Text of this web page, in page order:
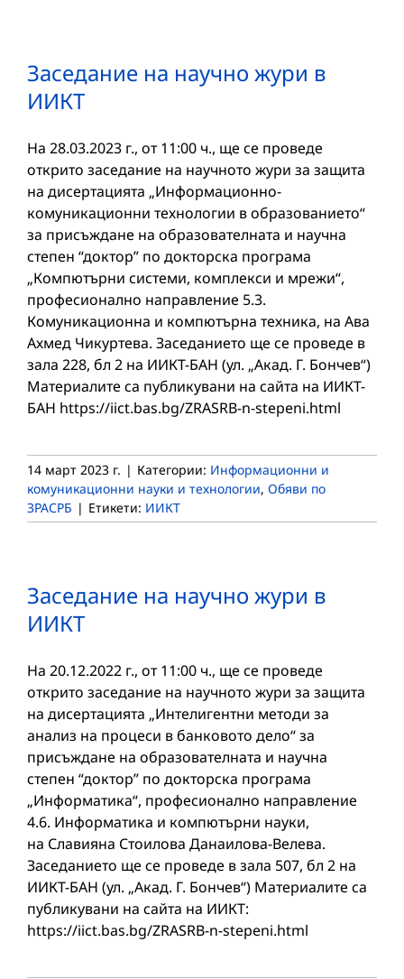
Заседание на научно жури в
ИИКТ
На 28.03.2023 г., от 11:00 ч., ще се проведе
открито заседание на научното жури за защита
на дисертацията „Информационно-
комуникационни технологии в образованието“
за присъждане на образователната и научна
степен “доктор” по докторска програма
„Компютърни системи, комплекси и мрежи“,
професионално направление 5.3.
Комуникационна и компютърна техника, на Ава
Ахмед Чикуртева. Заседанието ще се проведе в
зала 228, бл 2 на ИИКТ-БАН (ул. „Акад. Г. Бончев“)
Материалите са публикувани на сайта на ИИКТ-
БАН https://iict.bas.bg/ZRASRB-n-stepeni.html
14 март 2023 г. | Категории: Информационни и
комуникационни науки и технологии, Обяви по
ЗРАСРБ | Етикети: ИИКТ
Заседание на научно жури в
ИИКТ
На 20.12.2022 г., от 11:00 ч., ще се проведе
открито заседание на научното жури за защита
на дисертацията „Интелигентни методи за
анализ на процеси в банковото дело“ за
присъждане на образователната и научна
степен “доктор” по докторска програма
„Информатика“, професионално направление
4.6. Информатика и компютърни науки,
на Славияна Стоилова Данаилова-Велева.
Заседанието ще се проведе в зала 507, бл 2 на
ИИКТ-БАН (ул. „Акад. Г. Бончев“) Материалите са
публикувани на сайта на ИИКТ:
https://iict.bas.bg/ZRASRB-n-stepeni.html